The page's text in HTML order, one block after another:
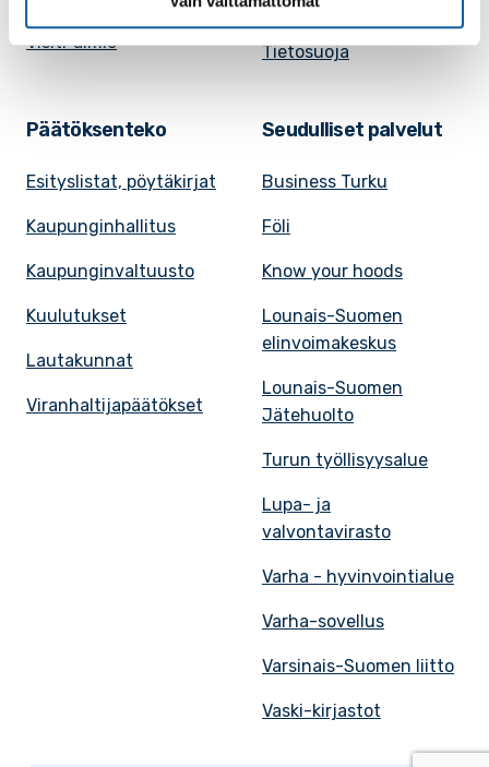
VisitPaimio
Saavutettavuusseloste
Tietosuoja
Päätöksenteko
Esityslistat, pöytäkirjat
Kaupunginhallitus
Kaupunginvaltuusto
Kuulutukset
Lautakunnat
Viranhaltijapäätökset
Seudulliset palvelut
Business Turku
Föli
Know your hoods
Lounais-Suomen
elinvoimakeskus
Lounais-Suomen
Jätehuolto
Turun työllisyysalue
Lupa- ja
valvontavirasto
Varha - hyvinvointialue
Varha-sovellus
Varsinais-Suomen liitto
Vaski-kirjastot